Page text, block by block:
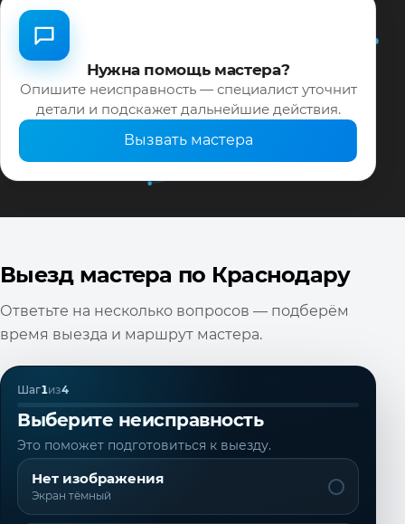
Нужна помощь мастера?
Опишите неисправность — специалист уточнит
детали и подскажет дальнейшие действия.
Вызвать мастера
Выезд мастера по Краснодару
Ответьте на несколько вопросов — подберём
время выезда и маршрут мастера.
Шаг1из4
Выберите неисправность
Это поможет подготовиться к выезду.
Нет изображения
Экран тёмный